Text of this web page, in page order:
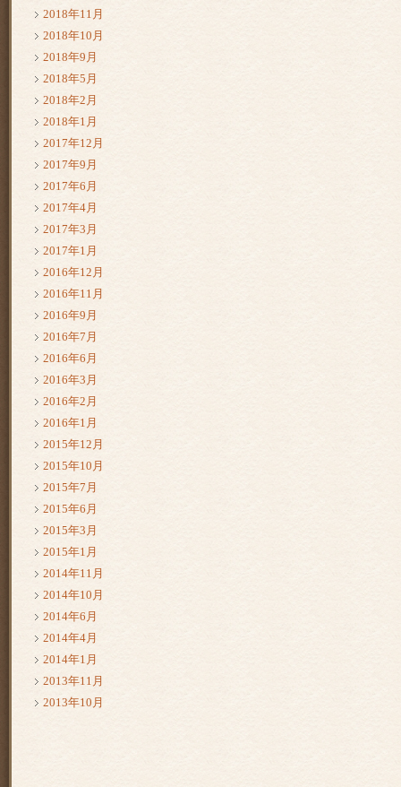
2018年11月
2018年10月
2018年9月
2018年5月
2018年2月
2018年1月
2017年12月
2017年9月
2017年6月
2017年4月
2017年3月
2017年1月
2016年12月
2016年11月
2016年9月
2016年7月
2016年6月
2016年3月
2016年2月
2016年1月
2015年12月
2015年10月
2015年7月
2015年6月
2015年3月
2015年1月
2014年11月
2014年10月
2014年6月
2014年4月
2014年1月
2013年11月
2013年10月